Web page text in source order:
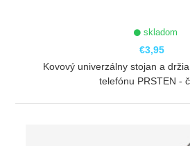
skladom
€3,95
Kovový univerzálny stojan a
telefónu PRSTEN -